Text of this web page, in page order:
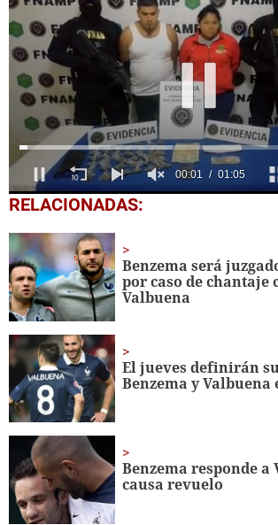
0
seconds
1
minute,
5
seconds
RELACIONADAS:
Benzema será
por caso de chantaje
Valbuena
El jueves definirán
Benzema y Valbuena
Benzema responde a
causa revuelo